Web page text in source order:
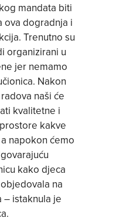
mandata biti
ova dogradnja i
Trenutno su
organizirani u
jer nemamo
Nakon
naši će
kvalitetne i
kakve
napokon ćemo
kako djeca
na
– istaknula je